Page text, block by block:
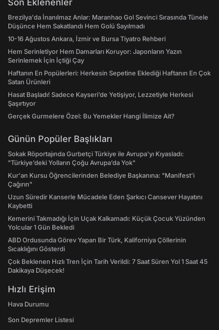
Son Eklenenler
Brezilya'da İnanılmaz Anlar: Maranhao Gol Sevinci Sırasında Tünele
Düşünce Hem Sakatlandı Hem Golü Sayılmadı
10-16 Ağustos Ankara, İzmir ve Bursa Tiyatro Rehberi
Hem Serinletiyor Hem Damarları Koruyor: Japonların Yazın
Serinlemek İçin İçtiği Çay
Haftanın En Popülerleri: Herkesin Sepetine Eklediği Haftanın En Çok
Satan Ürünleri
Hasat Başladı! Sadece Kayseri’de Yetişiyor, Lezzetiyle Herkesi
Şaşırtıyor
Gerçek Gurmelere Özel: Bu Yemekler Hangi İlimize Ait?
Günün Popüler Başlıkları
Sokak Röportajında Gurbetçi Türkiye ile Avrupa'yı Kıyasladı:
"Türkiye’deki Yolların Çoğu Avrupa’da Yok"
Kur'an Kursu Öğrencilerinden Belediye Başkanına: "Manifest’i
Çağırın"
Uzun Süredir Kanserle Mücadele Eden Şarkıcı Cansever Hayatını
Kaybetti
Kemerini Takmadığı İçin Uçak Kalkamadı: Küçük Çocuk Yüzünden
Yolcular 1 Gün Bekledi
ABD Ordusunda Görev Yapan Bir Türk, Kaliforniya Çöllerinin
Sıcaklığını Gösterdi
Çok Beklenen Hızlı Tren İçin Tarih Verildi: 7 Saat Süren Yol 1 Saat 45
Dakikaya Düşecek!
Hızlı Erişim
Hava Durumu
Son Depremler Listesi